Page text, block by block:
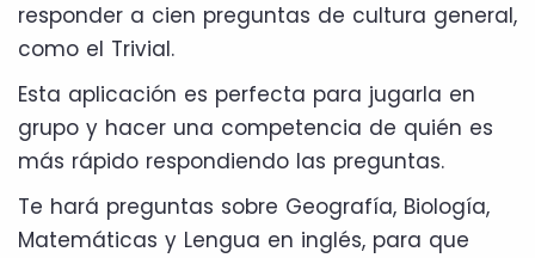
responder a cien preguntas de cultura general,
como el Trivial.
Esta aplicación es perfecta para jugarla en
grupo y hacer una competencia de quién es
más rápido respondiendo las preguntas.
Te hará preguntas sobre Geografía, Biología,
Matemáticas y Lengua en inglés, para que